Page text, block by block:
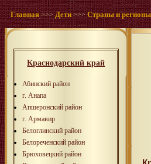
Главная >>>Дети >>>Страны и регионы
Краснодарский край
Абинский район
г. Анапа
Апшеронский район
г. Армавир
Белоглинский район
Белореченский район
Брюховецкий район